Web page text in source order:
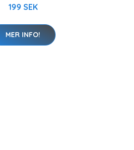
199 SEK
MER INFO!